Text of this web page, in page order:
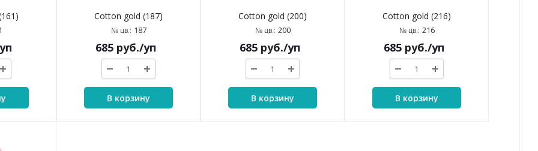
Cotton gold (187)
№ цв.: 187
685руб./уп
В корзину
Cotton gold (200)
№ цв.: 200
685руб./уп
В корзину
Cotton gold (216)
№ цв.: 216
685руб./уп
В корзину